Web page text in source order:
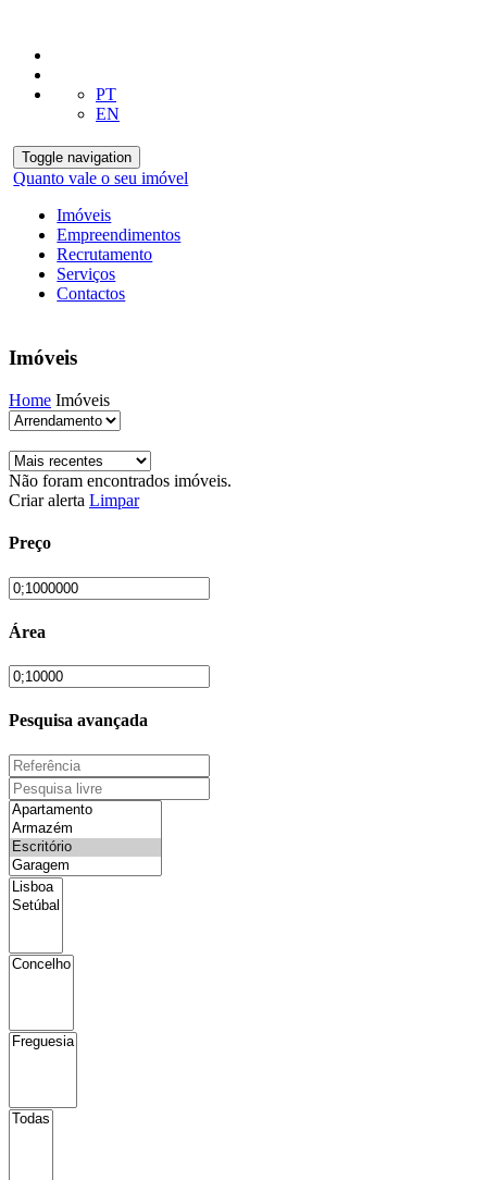
PT
EN
Toggle navigation
Quanto vale o seu imóvel
Imóveis
Empreendimentos
Recrutamento
Serviços
Contactos
Imóveis
Home Imóveis
Não foram encontrados imóveis.
Criar alerta Limpar
Preço
Área
Pesquisa avançada